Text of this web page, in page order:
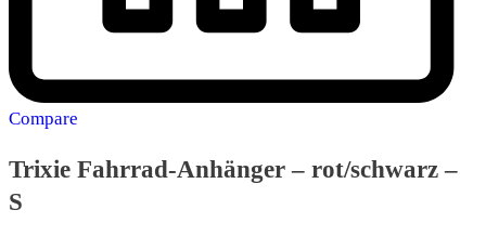
Compare
Trixie Fahrrad-Anhänger – rot/schwarz –
S